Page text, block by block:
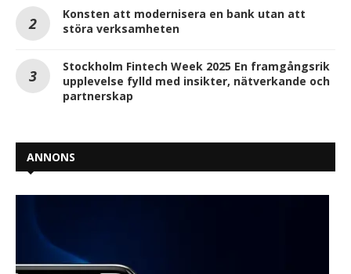
Konsten att modernisera en bank utan att
störa verksamheten
Stockholm Fintech Week 2025 En framgångsrik
upplevelse fylld med insikter, nätverkande och
partnerskap
ANNONS